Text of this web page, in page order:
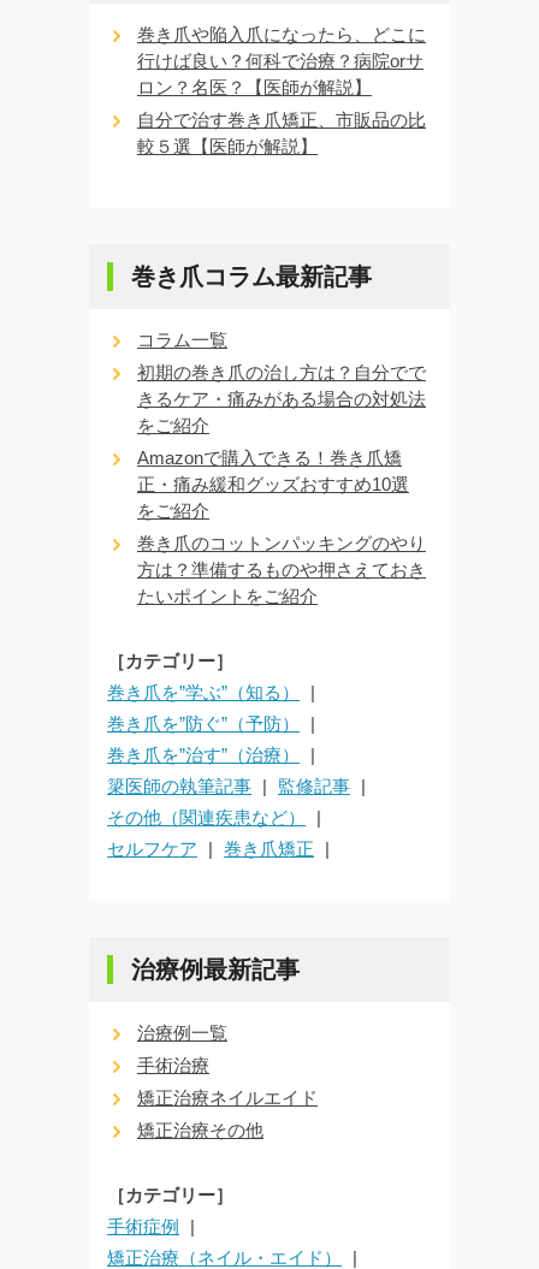
巻き爪や陥入爪になったら、どこに
行けば良い？何科で治療？病院orサ
ロン？名医？【医師が解説】
自分で治す巻き爪矯正、市販品の比
較５選【医師が解説】
巻き爪コラム最新記事
コラム一覧
初期の巻き爪の治し方は？自分でで
きるケア・痛みがある場合の対処法
をご紹介
Amazonで購入できる！巻き爪矯
正・痛み緩和グッズおすすめ10選
をご紹介
巻き爪のコットンパッキングのやり
方は？準備するものや押さえておき
たいポイントをご紹介
［カテゴリー］
巻き爪を”学ぶ”（知る）
巻き爪を”防ぐ”（予防）
巻き爪を”治す”（治療）
簗医師の執筆記事
監修記事
その他（関連疾患など）
セルフケア
巻き爪矯正
治療例最新記事
治療例一覧
手術治療
矯正治療ネイルエイド
矯正治療その他
［カテゴリー］
手術症例
矯正治療（ネイル・エイド）